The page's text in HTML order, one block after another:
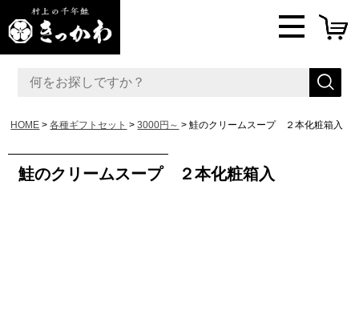
HOME 各種ギフトセット 3000円～ 鮭のクリームスープ ２本化粧箱入
鮭のクリームスープ ２本化粧箱入